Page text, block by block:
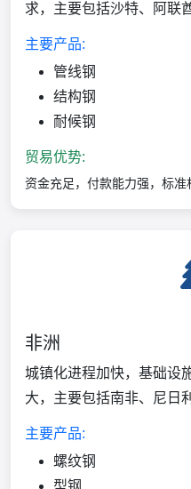
求，主要包括沙特、阿联
主要产品:
管线钢
结构钢
耐候钢
贸易优势:
资金充足，付款能力强，标准
非洲
城镇化进程加快，基础设
大，主要包括南非、尼日
主要产品:
螺纹钢
型钢